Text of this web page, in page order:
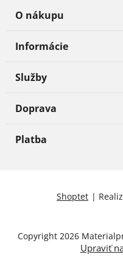
O nákupu
Informácie
Služby
Doprava
Platba
Shoptet |
Copyright 2026
Upraviť